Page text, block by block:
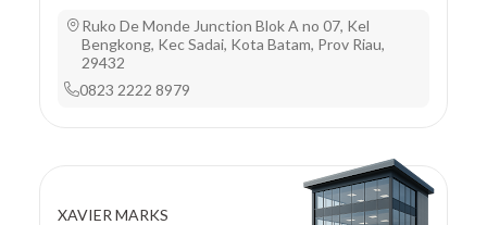
Ruko De Monde Junction Blok A no 07, Kel
Bengkong, Kec Sadai, Kota Batam, Prov Riau,
29432
0823 2222 8979
XAVIER MARKS